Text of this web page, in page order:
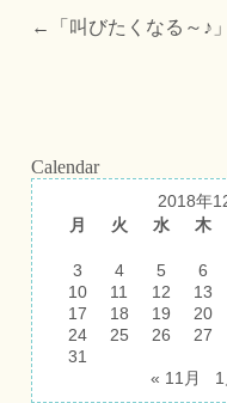
←「 叫びたくなる～♪
Calendar
2018年
月
火 水 木
3
4 5 6
10
11 12 13
17
18 19 20
24
25 26 27
31
« 11月